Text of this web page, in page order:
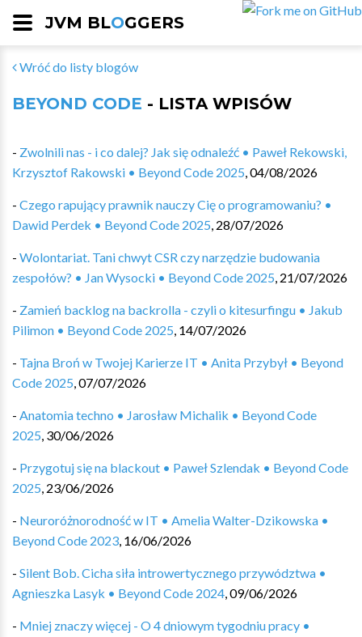
JVM BLOGGERS
Wróć do listy blogów
BEYOND CODE - LISTA WPISÓW
- Zwolnili nas - i co dalej? Jak się odnaleźć • Paweł Rekowski,
Krzysztof Rakowski • Beyond Code 2025,04/08/2026
- Czego rapujący prawnik nauczy Cię o programowaniu? •
Dawid Perdek • Beyond Code 2025, 28/07/2026
- Wolontariat. Tani chwyt CSR czy narzędzie budowania
zespołów? • Jan Wysocki • Beyond Code 2025, 21/07/2026
- Zamień backlog na backrolla - czyli o kitesurfingu • Jakub
Pilimon • Beyond Code 2025, 14/07/2026
- Tajna Broń w Twojej Karierze IT • Anita Przybył • Beyond
Code 2025,07/07/2026
- Anatomia techno • Jarosław Michalik • Beyond Code
2025, 30/06/2026
- Przygotuj się na blackout • Paweł Szlendak • Beyond Code
2025, 23/06/2026
- Neuroróżnorodność w IT • Amelia Walter-Dzikowska •
Beyond Code 2023, 16/06/2026
- Silent Bob. Cicha siła introwertycznego przywództwa •
Agnieszka Lasyk • Beyond Code 2024,09/06/2026
- Mniej znaczy więcej - O 4 dniowym tygodniu pracy •